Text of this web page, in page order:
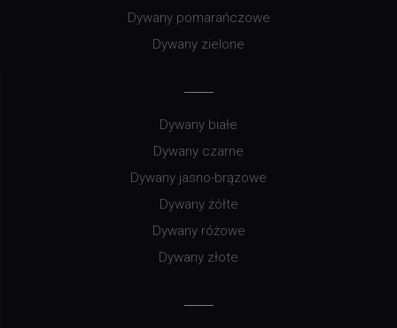
Dywany pomarańczowe
Dywany zielone
Dywany białe
Dywany czarne
Dywany jasno-brązowe
Dywany żółte
Dywany różowe
Dywany złote